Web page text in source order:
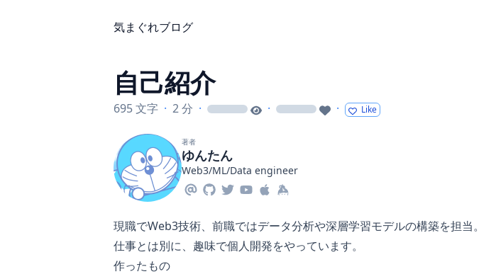
気まぐれブログ
自己紹介
695 文字 · 2 分 · loading · loading · Like
著者
ゆんたん
Web3/ML/Data engineer
現職でWeb3技術、前職ではデータ分析や深層学習モデルの構築を担当。
仕事とは別に、趣味で個人開発をやっています。
作ったもの